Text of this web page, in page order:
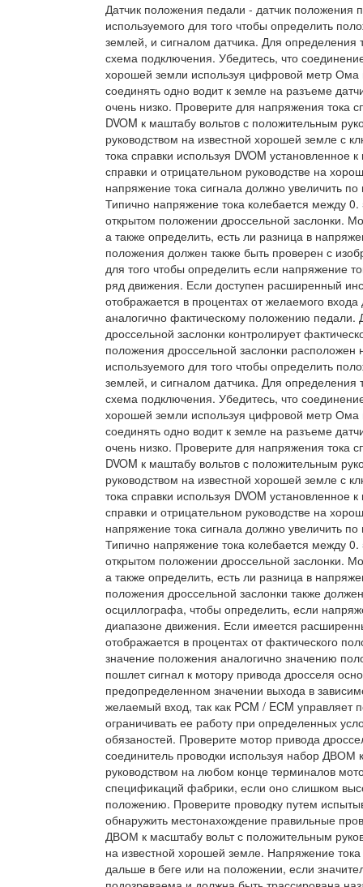
Датчик положения педали - датчик положения
используемого для того чтобы определить
землей, и сигналом датчика. Для определения
схема подключения. Убедитесь, что
хорошей земли используя цифровой метр Ома
соединять одно водит к земле на разъеме
очень низко. Проверите для напряжения тока
DVOM к маштабу вольтов с положительным
руководством на известной хорошей земле с
тока справки используя DVOM установленное
справки и отрицательном руководстве на
напряжение тока сигнала должно увеличить
Типично напряжение тока колебается между
открытом положении дроссельной заслонки.
а также определить, есть ли разница в
положения должен также быть проверен с
для того чтобы определить если напряжение
ряд движения. Если доступен расширенный
отображается в процентах от желаемого
аналогично фактическому положению педали.
дроссельной заслонки контролирует
положения дроссельной заслонки
используемого для того чтобы определить
землей, и сигналом датчика. Для определения
схема подключения. Убедитесь, что
хорошей земли используя цифровой метр Ома
соединять одно водит к земле на разъеме
очень низко. Проверите для напряжения тока
DVOM к маштабу вольтов с положительным
руководством на известной хорошей земле с
тока справки используя DVOM установленное
справки и отрицательном руководстве на
напряжение тока сигнала должно увеличить
Типично напряжение тока колебается между
открытом положении дроссельной заслонки.
а также определить, есть ли разница в
положения дроссельной заслонки также
осциллографа, чтобы определить, если
диапазоне движения. Если имеется
отображается в процентах от фактического
значение положения аналогично значению
пошлет сигнал к мотору привода дросселя
предопределенном значении выхода в
желаемый вход, так как PCM / ECM
ограничивать ее работу при определенных
обязаностей. Проверите мотор привода
соединитель проводки используя набор
руководством на любом конце терминалов
спецификаций фабрики, если оно слишком
положению. Проверите проводку путем
обнаружить местонахождение правильные
ДВОМ к масштабу вольт с положительным
на известной хорошей земле. Напряжение
дальше в беге или на положении, если